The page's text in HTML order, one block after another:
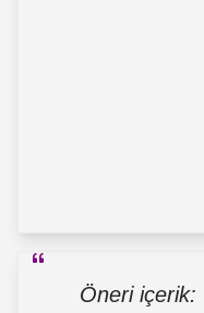
Öneri içerik: